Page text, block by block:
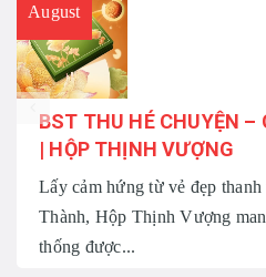
August
BST THU HÉ CHUYỆN
| HỘP THỊNH VƯỢNG
Lấy cảm hứng từ vẻ đẹp thanh
Thành, Hộp Thịnh Vượng
thống được...